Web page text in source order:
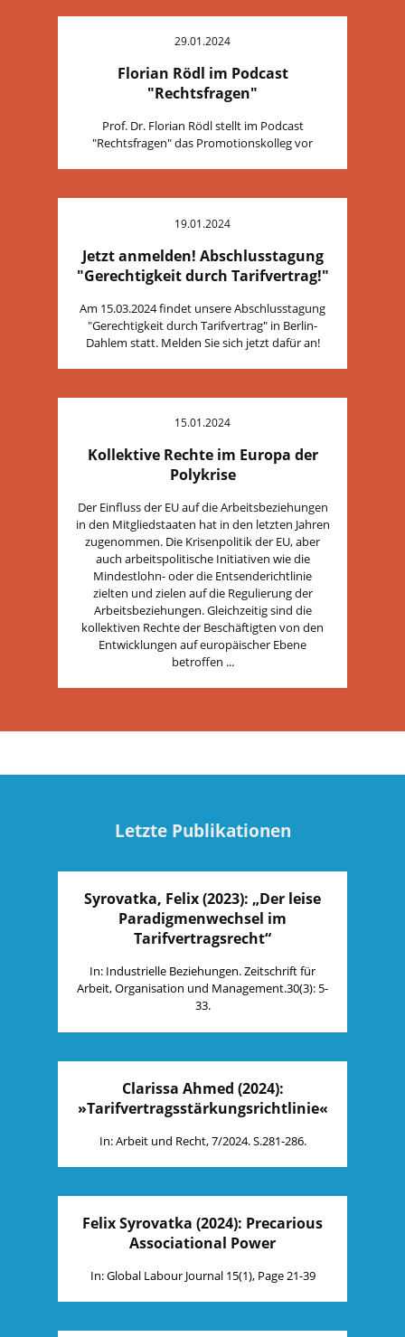
29.01.2024
Florian Rödl im Podcast
"Rechtsfragen"
Prof. Dr. Florian Rödl stellt im Podcast
"Rechtsfragen" das Promotionskolleg vor
19.01.2024
Jetzt anmelden! Abschlusstagung
"Gerechtigkeit durch Tarifvertrag!"
Am 15.03.2024 findet unsere Abschlusstagung
"Gerechtigkeit durch Tarifvertrag" in Berlin-
Dahlem statt. Melden Sie sich jetzt dafür an!
15.01.2024
Kollektive Rechte im Europa der
Polykrise
Der Einfluss der EU auf die Arbeitsbeziehungen
in den Mitgliedstaaten hat in den letzten Jahren
zugenommen. Die Krisenpolitik der EU, aber
auch arbeitspolitische Initiativen wie die
Mindestlohn- oder die Entsenderichtlinie
zielten und zielen auf die Regulierung der
Arbeitsbeziehungen. Gleichzeitig sind die
kollektiven Rechte der Beschäftigten von den
Entwicklungen auf europäischer Ebene
betroffen ...
Letzte Publikationen
Syrovatka, Felix (2023): „Der leise
Paradigmenwechsel im
Tarifvertragsrecht“
In: Industrielle Beziehungen. Zeitschrift für
Arbeit, Organisation und Management.30(3): 5-
33.
Clarissa Ahmed (2024):
»Tarifvertragsstärkungsrichtlinie«
In: Arbeit und Recht, 7/2024. S.281-286.
Felix Syrovatka (2024): Precarious
Associational Power
In: Global Labour Journal 15(1), Page 21-39